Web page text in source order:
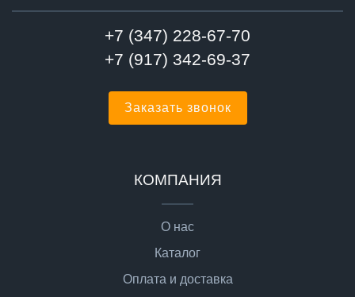
+7 (347) 228-67-70
+7 (917) 342-69-37
Заказать звонок
КОМПАНИЯ
О нас
Каталог
Оплата и доставка